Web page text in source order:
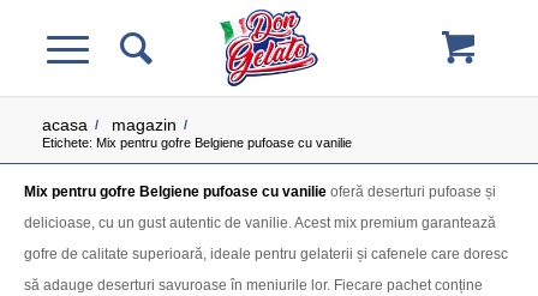
acasa / magazin /
Etichete: Mix pentru gofre Belgiene pufoase cu vanilie
Mix pentru gofre Belgiene pufoase cu vanilie oferă deserturi pufoase și
delicioase, cu un gust autentic de vanilie. Acest mix premium garantează
gofre de calitate superioară, ideale pentru gelaterii și cafenele care doresc
să adauge deserturi savuroase în meniurile lor. Fiecare pachet conține